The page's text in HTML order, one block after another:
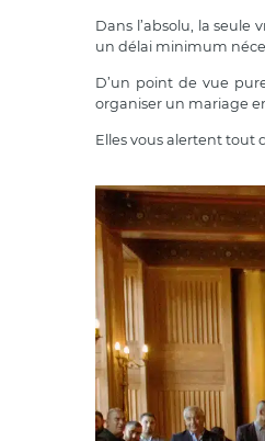
Dans l’absolu, la
un délai minimum
D’un point de vue
organiser un mariage
Elles vous alertent